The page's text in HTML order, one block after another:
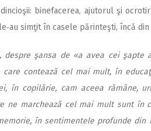
binefacerea, ajutorul şi
simţit în casele părinteşti, încă
despre şansa de «a avea cei
contează cel mai mult, în
în copilărie, cam aceea rămâne,
ne marchează cel mai mult sunt în
în sentimentele profunde